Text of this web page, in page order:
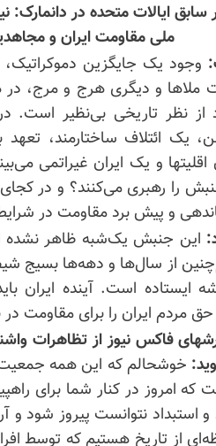
سابق ایالات متحده در دانمارک:
ملی مقاومت ایران و
وجود یک جایگزین
ملاها و دیگری هرج و مرج،
از نظر تاریخی بی‌نظیر
یک ائتلاف ساختارمند، تعهد
و یک ایران غیراتمی
را رهبری می‌کنند؟ و در
و پیش برد مقاومت در
این جنبش یک‌شبه ظاهر نشده
از سال‌ها و دهه‌ها بسیج
ایستاده است. آینده ایران
مردم ایران را برای مقاومت در
فاکس نیوز از تظاهرات
خوشحالم که این همه جمعیت
که امروز در کنار شما برای
و استبداد نتوانست پیروز شود و
از تاریخ هستیم که توسط